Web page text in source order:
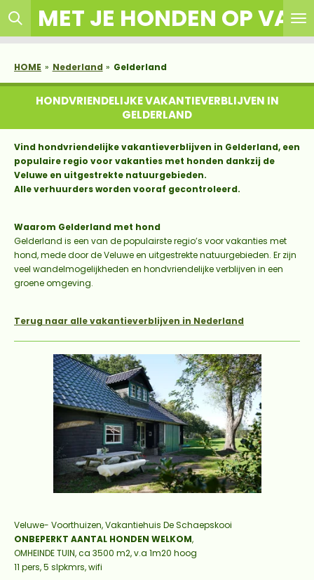
Ga
direct
naar
hoofdinhoud
MET JE HONDEN OP
HOME » Nederland » Gelderland
HONDVRIENDELIJKE VAKANTIEVERBLIJVEN IN
GELDERLAND
Vind hondvriendelijke vakantieverblijven in Gelderland, een
populaire regio voor vakanties met honden dankzij de
Veluwe en uitgestrekte natuurgebieden.
Alle verhuurders worden vooraf gecontroleerd.
Waarom Gelderland met hond
Gelderland is een van de populairste regio’s voor vakanties met
hond, mede door de Veluwe en uitgestrekte natuurgebieden. Er zijn
veel wandelmogelijkheden en hondvriendelijke verblijven in een
groene omgeving.
Terug naar alle vakantieverblijven in Nederland
Veluwe- Voorthuizen, Vakantiehuis De Schaepskooi
ONBEPERKT AANTAL HONDEN WELKOM,
OMHEINDE TUIN, ca 3500 m2, v.a 1m20 hoog
11 pers, 5 slpkmrs, wifi